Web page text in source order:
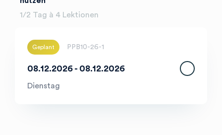
1/2 Tag à 4 Lektionen
Geplant PPB10-26-1
08.12.2026 - 08.12.2026
Dienstag